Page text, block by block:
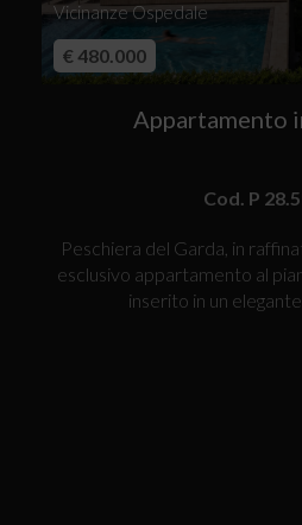
Vicinanze Ospedale
€ 480.000
Appartamento
Cod. P
Peschiera del Garda, in
esclusivo appartamento al
inserito in un elegante